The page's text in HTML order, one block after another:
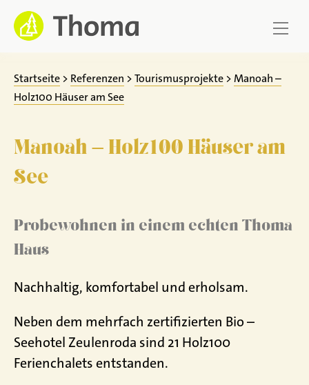
Zum
Inhalt
springen
Startseite > Referenzen >Tourismusprojekte >Manoah –
Holz100 Häuser am See
Manoah – Holz100 Häuser am
See
Probewohnen in einem echten Thoma
Haus
Nachhaltig, komfortabel und erholsam.
Neben dem mehrfach zertifizierten Bio –
Seehotel Zeulenroda sind 21 Holz100
Ferienchalets entstanden.